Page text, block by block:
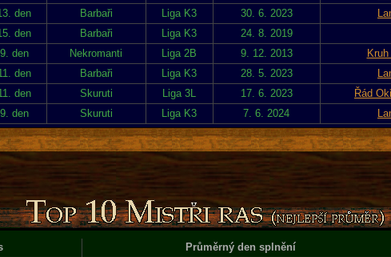
den Barbaři Liga K3 30. 6. 2023
den Barbaři Liga K3
24. 8. 2019
9. den Nekromanti Liga 2B 9. 12. 2013
den Barbaři Liga K3 28. 5. 2023
den Skuruti Liga 3L 17. 6. 2023
Řád
9. den Skuruti Liga K3 7. 6. 2024
Průměrný den splnění